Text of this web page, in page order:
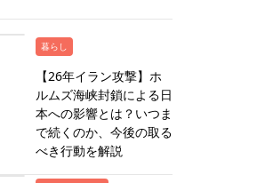
暮らし
【26年イラン攻撃】ホ
ルムズ海峡封鎖による日
本への影響とは？いつま
で続くのか、今後の取る
べき行動を解説